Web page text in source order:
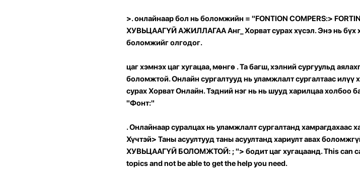
>. онлайнаар бол нь боломжийн = "FONTION COMPERS:>
ХУВЬЦААГҮЙ АЖИЛЛАГАА Анг_ Хорват сурах хүсэл. Энэ нь бүх
боломжийг олгодог.
цаг хэмнэх цаг хугацаа, мөнгө . Та багш, хэлний сургуульд
боломжтой. Онлайн сургалтууд нь уламжлалт сургалтаас
сурах Хорват Онлайн. Тэдний нэг ньнь шууд харилцаа холбоо
"Фонт:"
. Онлайнаар суралцах нь уламжлалт сургалтанд хамрагдахаас
Хүчтэй> Таны асуултууд таны асуултанд хариулт авах
ХУВЬЦААГҮЙ БОЛОМЖТОЙ: ; "> бодит цаг хугацаанд. This can
topics and not be able to get the help you need.